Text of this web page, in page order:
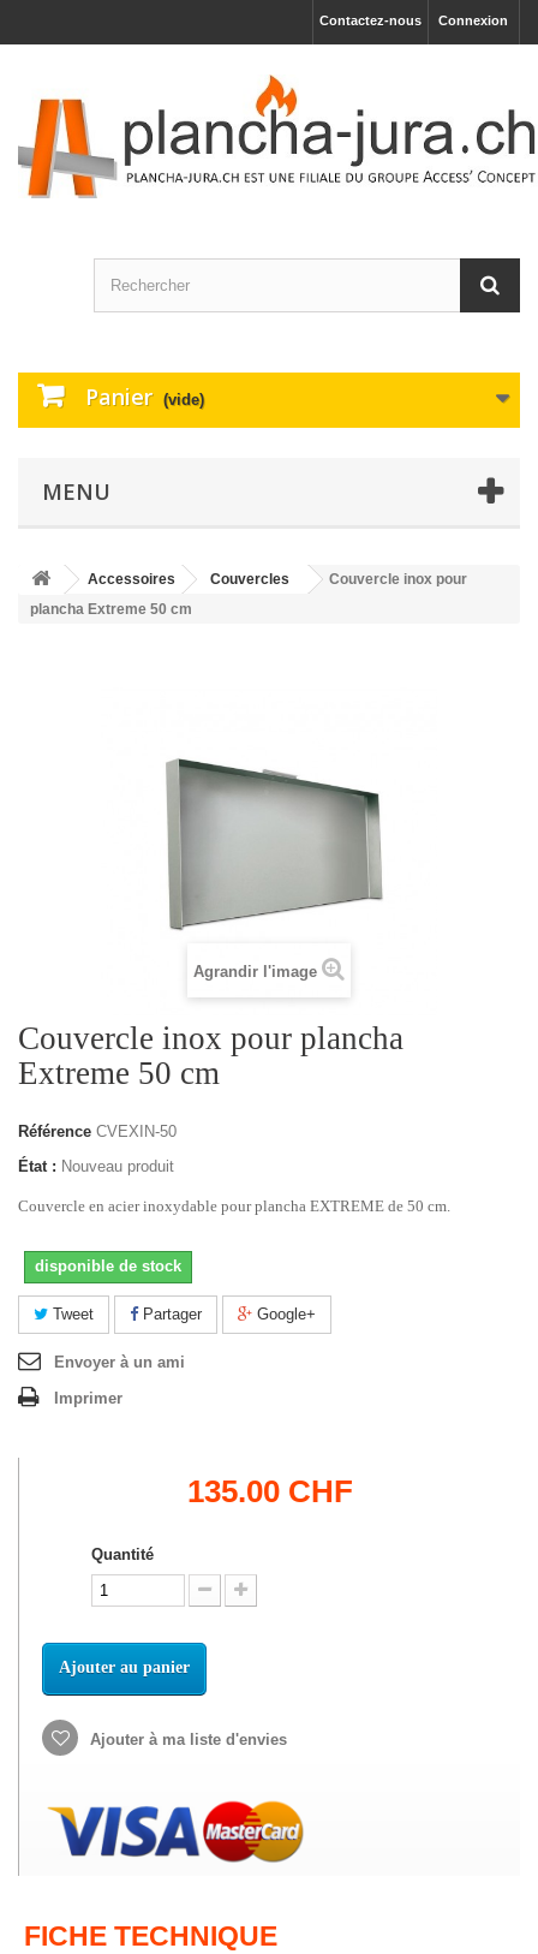
Connexion
Contactez-nous
Panier (vide)
MENU
Accessoires Couvercles
Couvercle inox pour
plancha Extreme 50 cm
Agrandir l'image
Couvercle inox pour plancha
Extreme 50 cm
Référence CVEXIN-50
État : Nouveau produit
Couvercle en acier inoxydable pour plancha EXTREME de 50 cm.
disponible de stock
Tweet Partager Google+
Envoyer à un ami
Imprimer
135.00 CHF
Quantité
Ajouter au panier
Ajouter à ma liste d'envies
FICHE TECHNIQUE